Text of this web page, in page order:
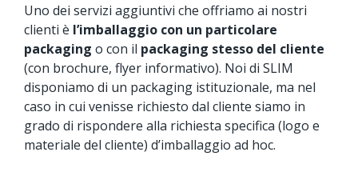
Uno dei servizi aggiuntivi che offriamo ai nostri
clienti è l’imballaggio con un particolare
packaging o con il packaging stesso del cliente
(con brochure, flyer informativo). Noi di SLIM
disponiamo di un packaging istituzionale, ma nel
caso in cui venisse richiesto dal cliente siamo in
grado di rispondere alla richiesta specifica (logo e
materiale del cliente) d’imballaggio ad hoc.